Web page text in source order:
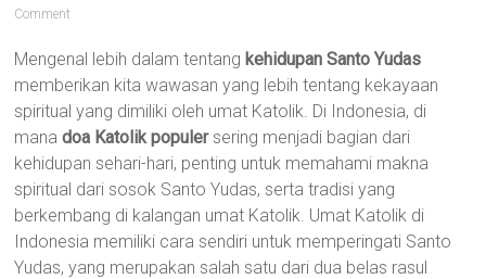
Comment
Mengenal lebih dalam tentang kehidupan Santo Yudas
memberikan kita wawasan yang lebih tentang kekayaan
spiritual yang dimiliki oleh umat Katolik. Di Indonesia, di
manadoa Katolik populersering menjadi bagian dari
kehidupan sehari-hari, penting untuk memahami makna
spiritual dari sosok Santo Yudas, serta tradisi yang
berkembang di kalangan umat Katolik. Umat Katolik di
Indonesia memiliki cara sendiri untuk memperingati Santo
Yudas, yang merupakan salah satu dari dua belas rasul